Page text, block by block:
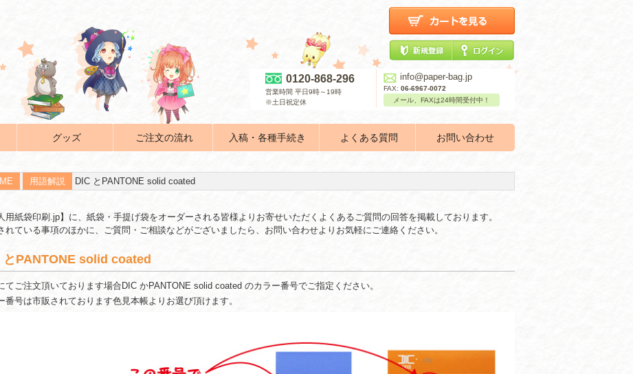
0120-868-296
営業時間 平日9時～19時
※土日祝定休
info@paper-bag.jp
FAX: 06-6967-0072
メール、FAXは24時間受付中！
グッズ ご注文の流れ 入稿・各種手続き よくある質問 お問い合わせ
用語解説 DIC とPANTONE solid coated
用紙袋印刷.jp】に、紙袋・手提げ袋をオーダーされる皆様よりお寄せいただくよくあるご質問の回答を掲載しております。
れている事項のほかに、ご質問・ご相談などがございましたら、お問い合わせよりお気軽にご連絡ください。
とPANTONE solid coated
てご注文頂いております場合DIC かPANTONE solid coated のカラー番号でご指定ください。
番号は市販されております色見本帳よりお選び頂けます。